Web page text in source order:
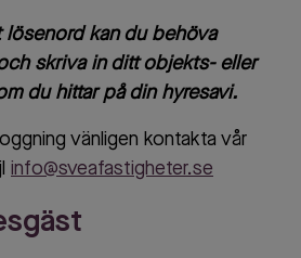
lösenord kan du behöva
skriva in ditt objekts- eller
du hittar på din hyresavi.
vänligen kontakta vår
info@sveafastigheter.se